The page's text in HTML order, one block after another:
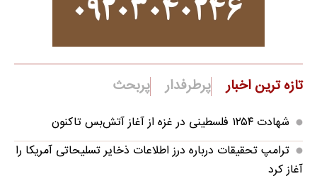
تازه ترین اخبار پرطرفدار پربحث
شهادت ۱۲۵۴ فلسطینی در غزه از آغاز آتش‌بس تاکنون
ترامپ تحقیقات درباره درز اطلاعات ذخایر تسلیحاتی آمریکا را
آغاز کرد